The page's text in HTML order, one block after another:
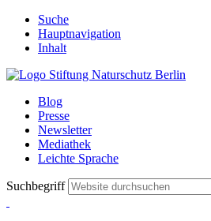
Suche
Hauptnavigation
Inhalt
Blog
Presse
Newsletter
Mediathek
Leichte Sprache
Suchbegriff